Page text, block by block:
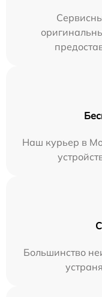
Наш курьер в
Большинство